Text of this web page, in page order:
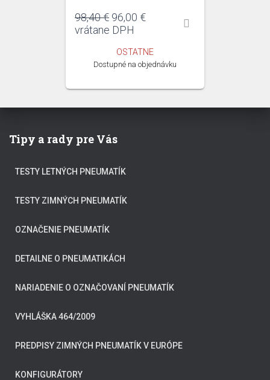
98,40€ Pôvodná
cena
98,40 €.
96,00 €Aktuálna
96,00 €.
vrátane DPH
OSTATNE
Dostupné na objednávku
Tipy a rady pre Vás
TESTY LETNÝCH PNEUMATÍK
TESTY ZIMNÝCH PNEUMATÍK
OZNAČENIE PNEUMATÍK
DETAILNE O PNEUMATIKÁCH
NARIADENIE O OZNAČOVANÍ PNEUMATÍK
VYHLÁŠKA 464/2009
PREDPISY ZIMNÝCH PNEUMATÍK V EURÓPE
KONFIGURÁTORY